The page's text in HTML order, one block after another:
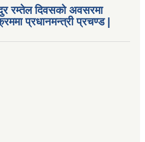
रम्तेल दिवसको अवसरमा
प्रधानमन्त्री प्रचण्ड |